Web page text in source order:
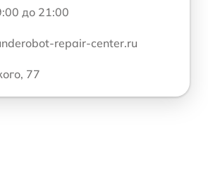
до 21:00
repair-center.ru
77